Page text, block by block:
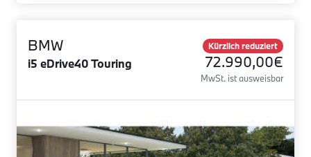
BMW
i5 eDrive40 Touring
Kürzlich reduziert
72.990,00€
MwSt. ist ausweisbar